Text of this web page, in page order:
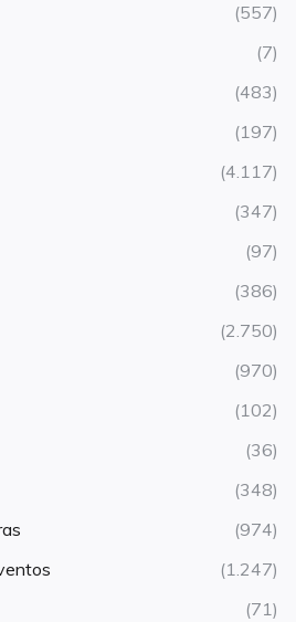
(557)
(7)
(483)
(197)
(4.117)
(347)
(97)
(386)
(2.750)
(970)
(102)
(36)
(348)
(974)
(1.247)
(71)